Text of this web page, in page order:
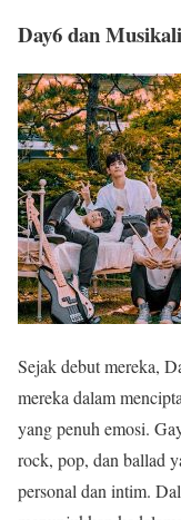
Day6 dan
Sejak debut mereka,
mereka dalam
yang penuh emosi.
rock, pop, dan ballad
personal dan intim.